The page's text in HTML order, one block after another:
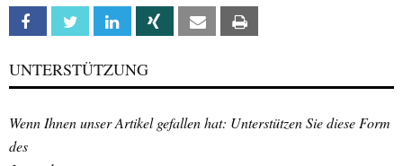
Facebook Twitter Linkedin Xing Email
UNTERSTÜTZUNG
Wenn Ihnen unser Artikel gefallen hat: Unterstützen Sie diese Form
des